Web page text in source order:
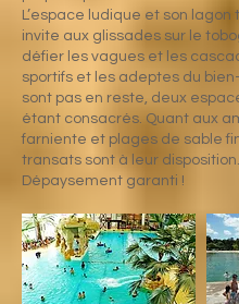
L’espace ludique et son lagon
invite aux glissades sur le
défier les vagues et les
sportifs et les adeptes du
sont pas en reste, deux
étant consacrés. Quant aux
farniente et plages de sable
transats sont à leur disposition.
Dépaysement garanti !